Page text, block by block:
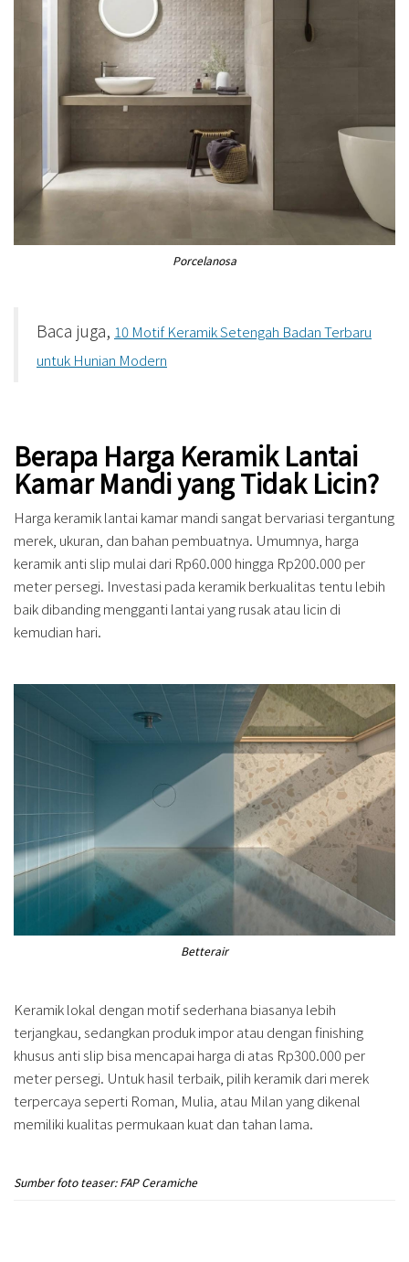
Porcelanosa
Baca juga, 10 Motif Keramik Setengah Badan Terbaru
untuk Hunian Modern
Berapa Harga Keramik Lantai
Kamar Mandi yang Tidak Licin?
Harga keramik lantai kamar mandi sangat bervariasi tergantung
merek, ukuran, dan bahan pembuatnya. Umumnya, harga
keramik anti slip mulai dari Rp60.000 hingga Rp200.000 per
meter persegi. Investasi pada keramik berkualitas tentu lebih
baik dibanding mengganti lantai yang rusak atau licin di
kemudian hari.
Betterair
Keramik lokal dengan motif sederhana biasanya lebih
terjangkau, sedangkan produk impor atau dengan finishing
khusus anti slip bisa mencapai harga di atas Rp300.000 per
meter persegi. Untuk hasil terbaik, pilih keramik dari merek
terpercaya seperti Roman, Mulia, atau Milan yang dikenal
memiliki kualitas permukaan kuat dan tahan lama.
Sumber foto teaser: FAP Ceramiche